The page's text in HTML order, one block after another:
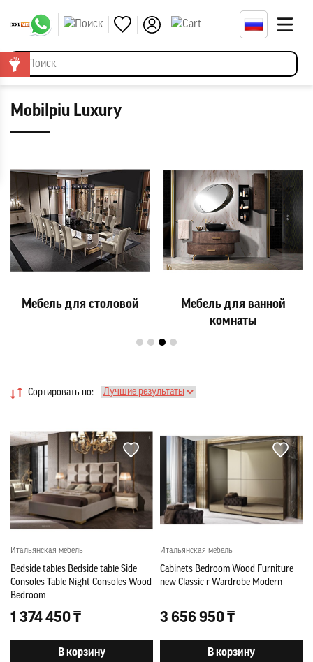
Mobilpiu Luxury
Мебель для столовой
Мебель для ванной
комнаты
Сортировать по:
Итальянская мебель
Bedside tables Bedside table Side
Consoles Table Night Consoles Wood
Bedroom
1 374 450 ₸
В корзину
Итальянская мебель
Cabinets Bedroom Wood Furniture
new Classic r Wardrobe Modern
3 656 950 ₸
В корзину